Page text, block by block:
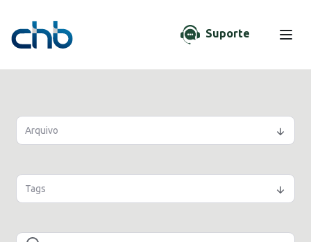
Suporte
Arquivo
Tags